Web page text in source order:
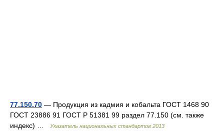
77.150.70 — Продукция из кадмия и кобальта ГОСТ 1468 90
ГОСТ 23886 91 ГОСТ Р 51381 99 раздел 77.150 (см. также
индекс) …
Указатель национальных стандартов 2013